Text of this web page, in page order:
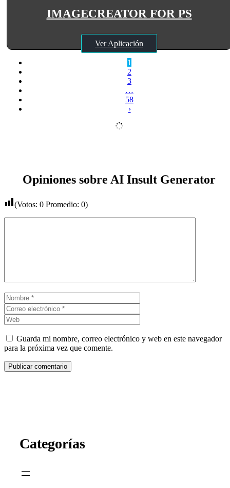
IMAGECREATOR FOR PS
Ver Aplicación
1
2
3
…
58
›
Opiniones sobre AI Insult Generator
(Votos: 0 Promedio: 0)
Nombre
electrónico
Guarda mi nombre, correo electrónico y web en este navegador
para la próxima vez que comente.
Categorías